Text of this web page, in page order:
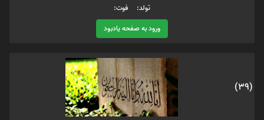
تولد: فوت:
ورود به صفحه یادبود
(39)